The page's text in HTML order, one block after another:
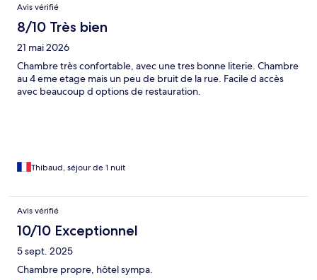
Avis vérifié
8/10 Très bien
21 mai 2026
Chambre très confortable, avec une tres bonne literie. Chambre
au 4 eme etage mais un peu de bruit de la rue. Facile d accès
avec beaucoup d options de restauration.
Thibaud, séjour de 1 nuit
Avis vérifié
10/10 Exceptionnel
5 sept. 2025
Chambre propre, hôtel sympa.